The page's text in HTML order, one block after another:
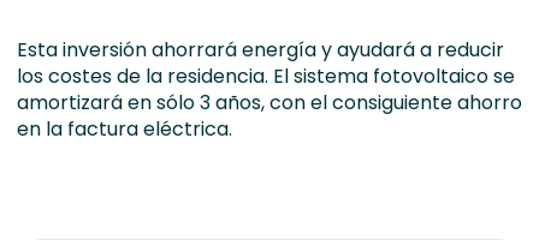
Esta inversión ahorrará energía y ayudará a reducir
los costes de la residencia. El sistema fotovoltaico se
amortizará en sólo 3 años, con el consiguiente ahorro
en la factura eléctrica.